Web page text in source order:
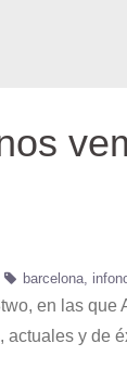
barcelona
en las
actuales y de